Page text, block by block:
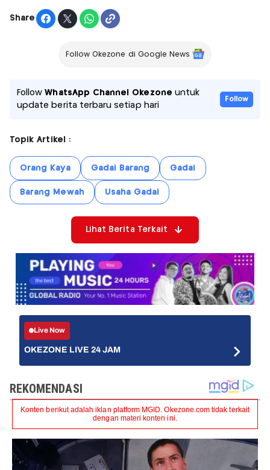
Share
Follow Okezone di Google News
FollowWhatsApp Channel Okezone untuk
update berita terbaru setiap hari
Follow
Topik Artikel :
Orang Kaya Gadai Barang Gadai
Barang Mewah Usaha Gadai
Lihat Berita Terkait
Live Now
OKEZONE LIVE 24 JAM